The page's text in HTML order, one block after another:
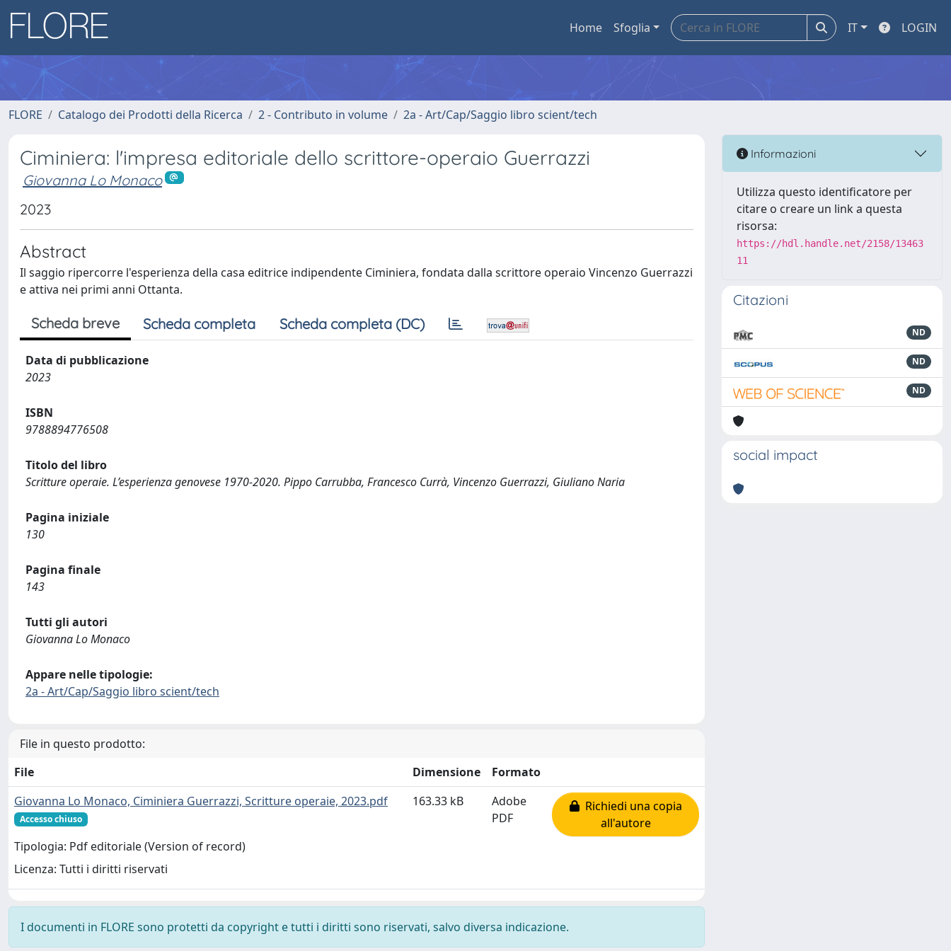
Home Sfoglia IT LOGIN
FLORE Catalogo dei Prodotti della Ricerca 2 - Contributo in volume 2a - Art/Cap/Saggio libro scient/tech
Ciminiera: l'impresa editoriale dello scrittore-operaio Guerrazzi
Giovanna Lo Monaco
2023
Abstract
Il saggio ripercorre l'esperienza della casa editrice indipendente Ciminiera, fondata dalla scrittore operaio Vincenzo Guerrazzi
e attiva nei primi anni Ottanta.
Scheda breve Scheda completa Scheda completa (DC)
Data di pubblicazione
2023
ISBN
9788894776508
Titolo del libro
Scritture operaie. L’esperienza genovese 1970-2020. Pippo Carrubba, Francesco Currà, Vincenzo Guerrazzi, Giuliano Naria
Pagina iniziale
130
Pagina finale
143
Tutti gli autori
Giovanna Lo Monaco
Appare nelle tipologie:
2a - Art/Cap/Saggio libro scient/tech
File in questo prodotto:
File
Dimensione
Formato
Giovanna Lo Monaco, Ciminiera Guerrazzi, Scritture operaie, 2023.pdf
Accesso chiuso
Tipologia: Pdf editoriale (Version of record)
Licenza: Tutti i diritti riservati
163.33 kB
Adobe
PDF
Richiedi una copia
all'autore
I documenti in FLORE sono protetti da copyright e tutti i diritti sono riservati, salvo diversa indicazione.
Informazioni
Utilizza questo identificatore per
citare o creare un link a questa
risorsa:
https://hdl.handle.net/2158/13463
11
Citazioni
ND
ND
ND
social impact